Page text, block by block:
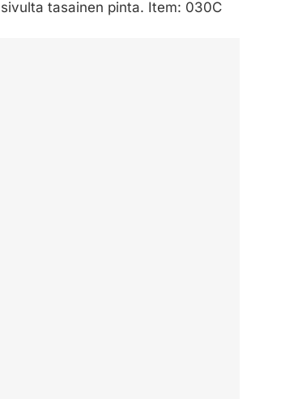
tasainen pinta. Item: 030C